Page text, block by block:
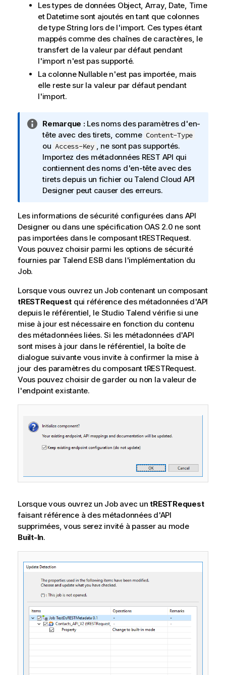
Les types de données Object, Array, Date, Time
et Datetime sont ajoutés en tant que colonnes
de type String lors de l'import. Ces types étant
mappés comme des chaînes de caractères, le
transfert de la valeur par défaut pendant
l'import n'est pas supporté.
La colonne Nullable n'est pas importée, mais
elle reste sur la valeur par défaut pendant
l'import.
N
o
t
e
I
n
f
r
m
a
t
i
s
Remarque :Les noms des paramètres d'en-
tête avec des tirets, comme Content-Type
ou Access-Key , ne sont pas supportés.
Importez des métadonnées REST API qui
contiennent des noms d'en-tête avec des
tirets depuis un fichier ou Talend Cloud API
Designer peut causer des erreurs.
Les informations de sécurité configurées dans API
Designer ou dans une spécification OAS 2.0 ne sont
pas importées dans le composant tRESTRequest.
Vous pouvez choisir parmi les options de sécurité
fournies par Talend ESB dans l'implémentation du
Job.
Lorsque vous ouvrez un Job contenant un composant
tRESTRequest qui référence des métadonnées d'API
depuis le référentiel, le Studio Talend vérifie si une
mise à jour est nécessaire en fonction du contenu
des métadonnées liées. Si les métadonnées d'API
sont mises à jour dans le référentiel, la boîte de
dialogue suivante vous invite à confirmer la mise à
jour des paramètres du composant tRESTRequest.
Vous pouvez choisir de garder ou non la valeur de
l'endpoint existante.
Lorsque vous ouvrez un Job avec untRESTRequest
faisant référence à des métadonnées d'API
supprimées, vous serez invité à passer au mode
Built-In.